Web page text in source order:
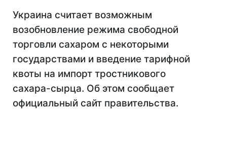
Украина считает возможным
возобновление режима свободной
торговли сахаром с некоторыми
государствами и введение тарифной
квоты на импорт тростникового
сахара-сырца. Об этом сообщает
официальный сайт правительства.